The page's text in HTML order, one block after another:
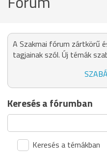
A Szakmai fórum zártkörű
tagjainak szól. Új témák
Keresés a fórumban
Keresés a témákban